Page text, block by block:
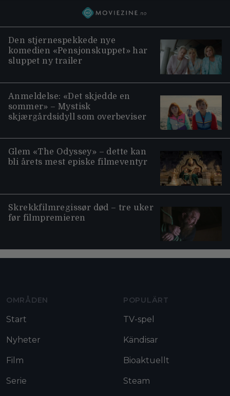
Den stjernespekkede nye
komedien «Pensjonskuppet» har
sluppet ny trailer
Anmeldelse: «Det skjedde en
sommer» – Mystisk
skjærgårdsidyll som overbeviser
Glem «The Odyssey» – dette kan
bli årets mest episke filmeventyr
Skrekkfilmregissør død – tre uker
før filmpremieren
OMRÅDEN
Start
Nyheter
Film
Serie
POPULÄRT
TV-spel
Kändisar
Bioaktuellt
Steam